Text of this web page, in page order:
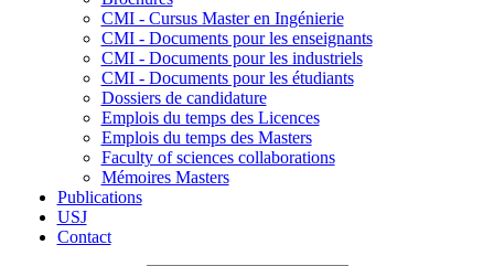
CMI - Cursus Master en Ingénierie
CMI - Documents pour les enseignants
CMI - Documents pour les industriels
CMI - Documents pour les étudiants
Dossiers de candidature
Emplois du temps des Licences
Emplois du temps des Masters
Faculty of sciences collaborations
Mémoires Masters
Publications
USJ
Contact